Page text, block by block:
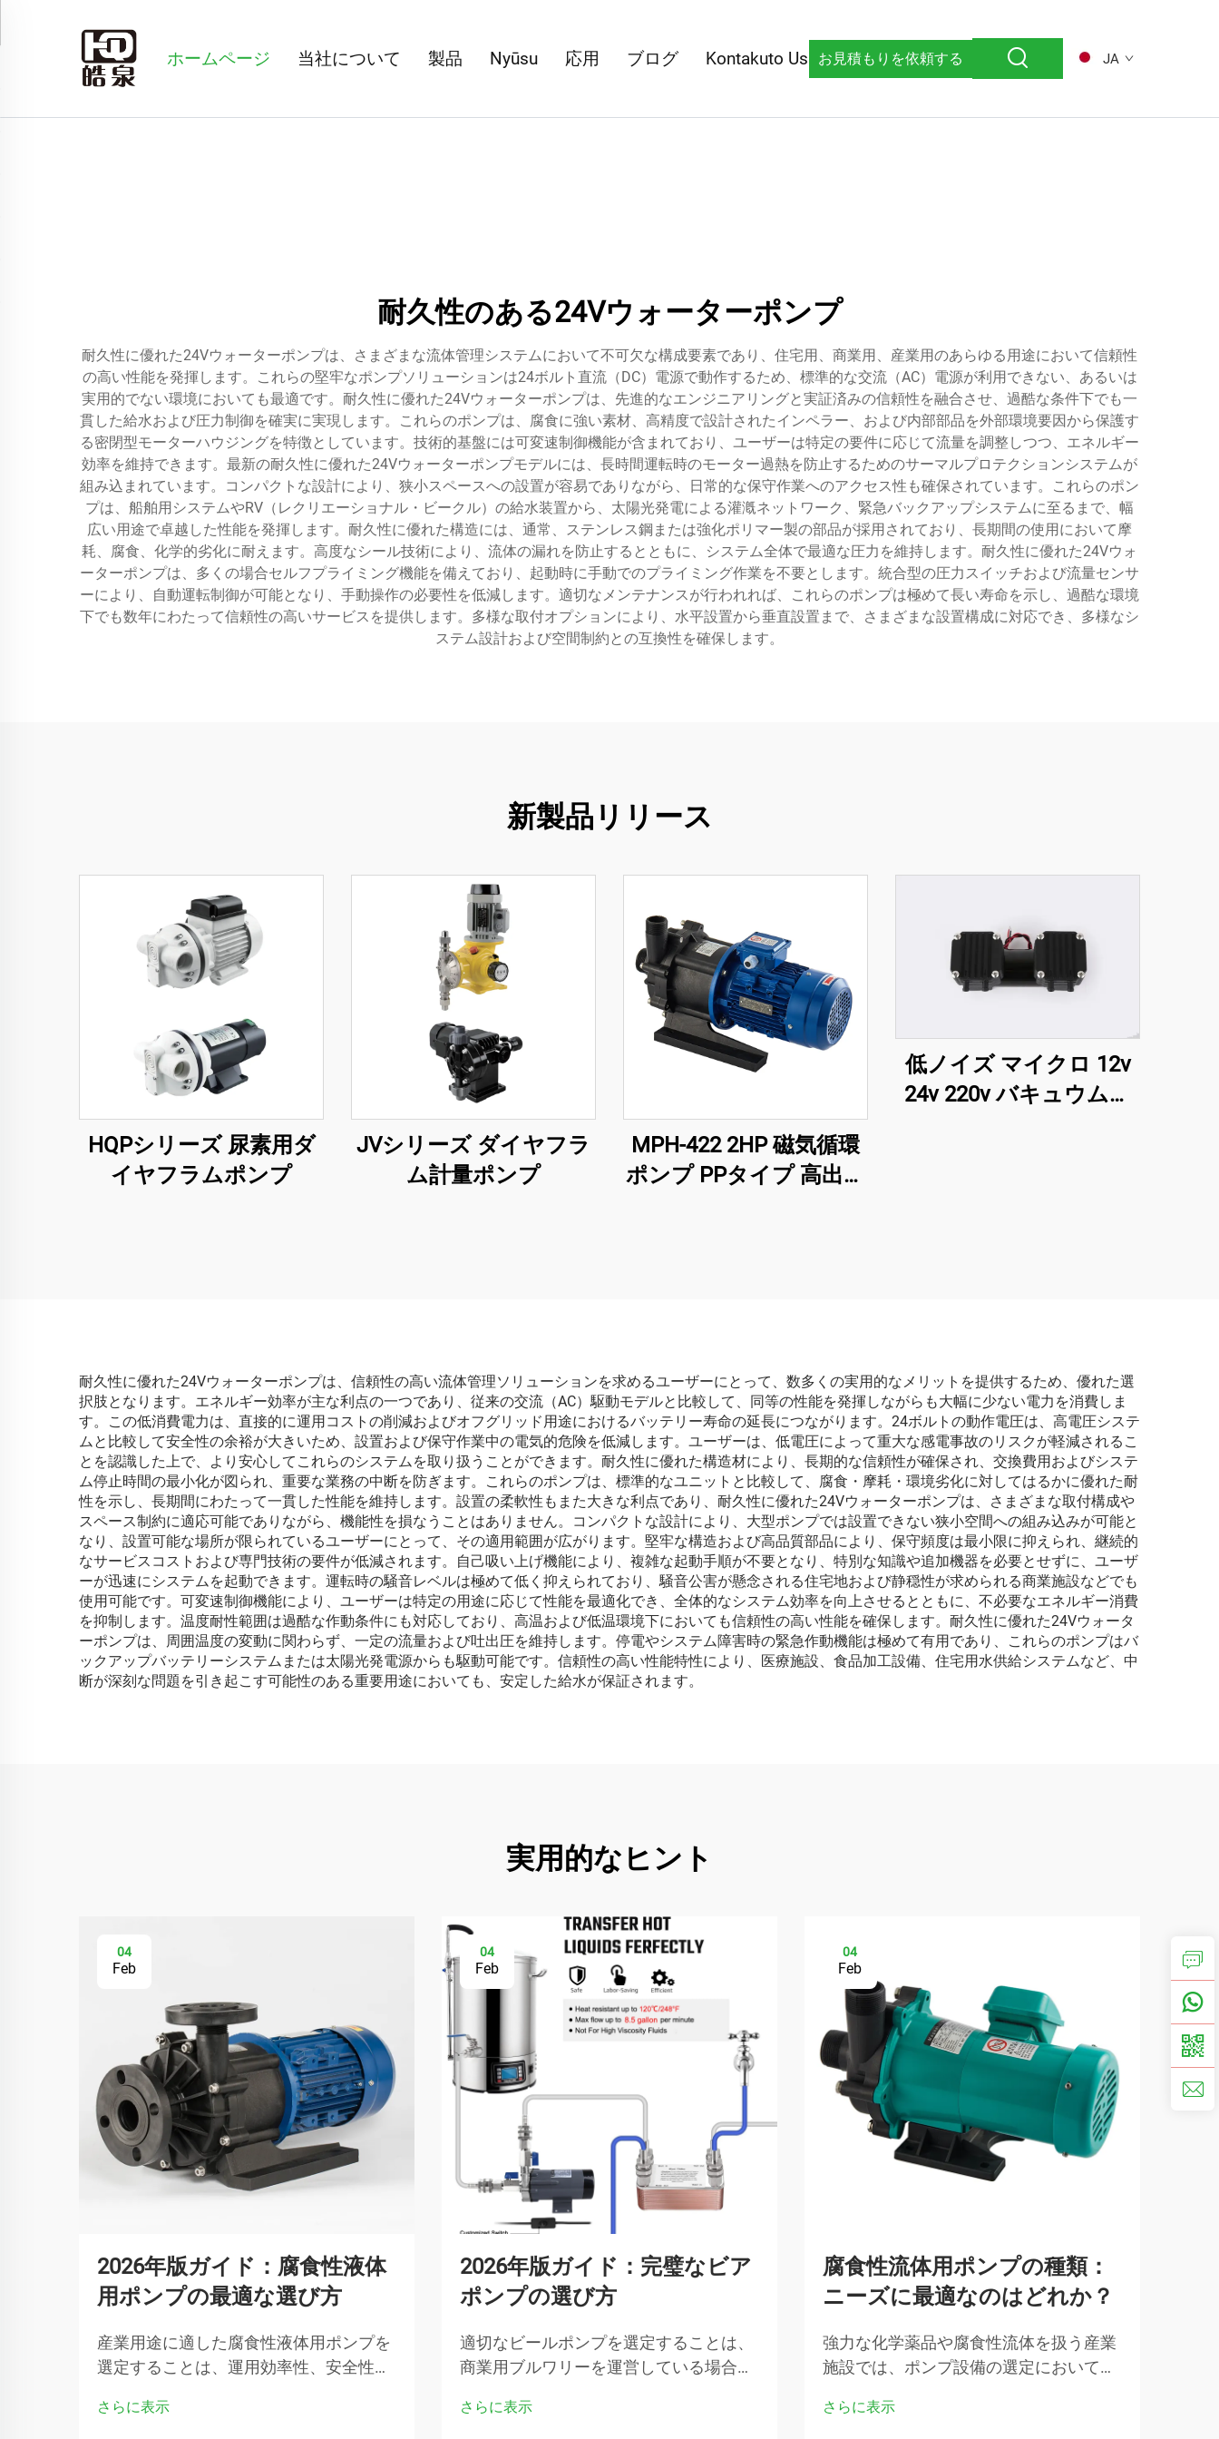
ホームページ 当社について 製品 Nyūsu 応用 ブログ Kontakuto Us お見積もりを依頼する JA
耐久性のある24Vウォーターポンプ
耐久性に優れた24Vウォーターポンプは、さまざまな流体管理システムにおいて不可欠な構成要素であり、住宅用、商業用、産業用のあらゆる用途において信頼性
の高い性能を発揮します。これらの堅牢なポンプソリューションは24ボルト直流（DC）電源で動作するため、標準的な交流（AC）電源が利用できない、あるいは
実用的でない環境においても最適です。耐久性に優れた24Vウォーターポンプは、先進的なエンジニアリングと実証済みの信頼性を融合させ、過酷な条件下でも一
貫した給水および圧力制御を確実に実現します。これらのポンプは、腐食に強い素材、高精度で設計されたインペラー、および内部部品を外部環境要因から保護す
る密閉型モーターハウジングを特徴としています。技術的基盤には可変速制御機能が含まれており、ユーザーは特定の要件に応じて流量を調整しつつ、エネルギー
効率を維持できます。最新の耐久性に優れた24Vウォーターポンプモデルには、長時間運転時のモーター過熱を防止するためのサーマルプロテクションシステムが
組み込まれています。コンパクトな設計により、狭小スペースへの設置が容易でありながら、日常的な保守作業へのアクセス性も確保されています。これらのポン
プは、船舶用システムやRV（レクリエーショナル・ビークル）の給水装置から、太陽光発電による灌漑ネットワーク、緊急バックアップシステムに至るまで、幅
広い用途で卓越した性能を発揮します。耐久性に優れた構造には、通常、ステンレス鋼または強化ポリマー製の部品が採用されており、長期間の使用において摩
耗、腐食、化学的劣化に耐えます。高度なシール技術により、流体の漏れを防止するとともに、システム全体で最適な圧力を維持します。耐久性に優れた24Vウォ
ーターポンプは、多くの場合セルフプライミング機能を備えており、起動時に手動でのプライミング作業を不要とします。統合型の圧力スイッチおよび流量センサ
ーにより、自動運転制御が可能となり、手動操作の必要性を低減します。適切なメンテナンスが行われれば、これらのポンプは極めて長い寿命を示し、過酷な環境
下でも数年にわたって信頼性の高いサービスを提供します。多様な取付オプションにより、水平設置から垂直設置まで、さまざまな設置構成に対応でき、多様なシ
ステム設計および空間制約との互換性を確保します。
新製品リリース
HQPシリーズ 尿素用ダ
イヤフラムポンプ
JVシリーズ ダイヤフラ
ム計量ポンプ
MPH-422 2HP 磁気循環
ポンプ PPタイプ 高出力
低ノイズ マイクロ 12v
24v 220v バキュウムダ
耐久性に優れた24Vウォーターポンプは、信頼性の高い流体管理ソリューションを求めるユーザーにとって、数多くの実用的なメリットを提供するため、優れた選
択肢となります。エネルギー効率が主な利点の一つであり、従来の交流（AC）駆動モデルと比較して、同等の性能を発揮しながらも大幅に少ない電力を消費しま
す。この低消費電力は、直接的に運用コストの削減およびオフグリッド用途におけるバッテリー寿命の延長につながります。24ボルトの動作電圧は、高電圧システ
ムと比較して安全性の余裕が大きいため、設置および保守作業中の電気的危険を低減します。ユーザーは、低電圧によって重大な感電事故のリスクが軽減されるこ
とを認識した上で、より安心してこれらのシステムを取り扱うことができます。耐久性に優れた構造材により、長期的な信頼性が確保され、交換費用およびシステ
ム停止時間の最小化が図られ、重要な業務の中断を防ぎます。これらのポンプは、標準的なユニットと比較して、腐食・摩耗・環境劣化に対してはるかに優れた耐
性を示し、長期間にわたって一貫した性能を維持します。設置の柔軟性もまた大きな利点であり、耐久性に優れた24Vウォーターポンプは、さまざまな取付構成や
スペース制約に適応可能でありながら、機能性を損なうことはありません。コンパクトな設計により、大型ポンプでは設置できない狭小空間への組み込みが可能と
なり、設置可能な場所が限られているユーザーにとって、その適用範囲が広がります。堅牢な構造および高品質部品により、保守頻度は最小限に抑えられ、継続的
なサービスコストおよび専門技術の要件が低減されます。自己吸い上げ機能により、複雑な起動手順が不要となり、特別な知識や追加機器を必要とせずに、ユーザ
ーが迅速にシステムを起動できます。運転時の騒音レベルは極めて低く抑えられており、騒音公害が懸念される住宅地および静穏性が求められる商業施設などでも
使用可能です。可変速制御機能により、ユーザーは特定の用途に応じて性能を最適化でき、全体的なシステム効率を向上させるとともに、不必要なエネルギー消費
を抑制します。温度耐性範囲は過酷な作動条件にも対応しており、高温および低温環境下においても信頼性の高い性能を確保します。耐久性に優れた24Vウォータ
ーポンプは、周囲温度の変動に関わらず、一定の流量および吐出圧を維持します。停電やシステム障害時の緊急作動機能は極めて有用であり、これらのポンプはバ
ックアップバッテリーシステムまたは太陽光発電源からも駆動可能です。信頼性の高い性能特性により、医療施設、食品加工設備、住宅用水供給システムなど、中
断が深刻な問題を引き起こす可能性のある重要用途においても、安定した給水が保証されます。
実用的なヒント
04
Feb
2026年版ガイド：腐食性液体
用ポンプの最適な選び方
産業用途に適した腐食性液体用ポンプを
選定することは、運用効率性、安全性お
めに極めて重要です。化学プロセス施
さらに表示
04
Feb
2026年版ガイド：完璧なビア
ポンプの選び方
適切なビールポンプを選定することは、
商業用ブルワリーを運営している場合で
する場合でも、あらゆる醸造作業におい
さらに表示
04
Feb
腐食性流体用ポンプの種類：
ニーズに最適なのはどれか？
強力な化学薬品や腐食性流体を扱う産業
施設では、ポンプ設備の選定において極
な選択は、重大な故障、高額なダウンタ
さらに表示